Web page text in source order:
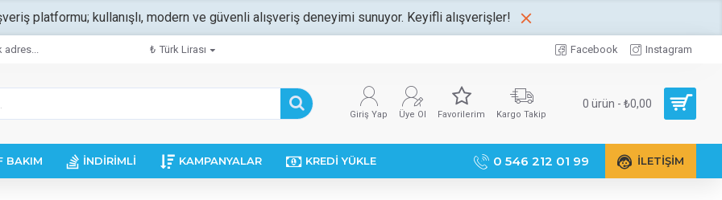
platformu; kullanışlı, modern ve güvenli alışveriş deneyimi sunuyor. Keyifli alışverişler!
adres... ₺ Türk Lirası Facebook Instagram
Giriş Yap Üye Ol Favorilerim Kargo Takip
0 ürün - ₺0,00
BAKIM İNDIRIMLI KAMPANYALAR KREDI YÜKLE 0 546 212 01 99 İLETIŞIM